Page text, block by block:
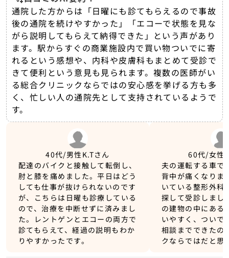
通院した方からは「日曜にも診てもらえるので事故
後の通院を続けやすかった」「エコーで状態を見な
がら説明してもらえて納得できた」という声があり
ます。駅からすぐの商業施設内で買い物ついでに寄
れるという感想や、内科や皮膚科もまとめて受診で
きて便利という意見も見られます。複数の医師がい
る総合クリニックならではの安心感を挙げる方も多
く、忙しい人の通院先として支持されているようで
す。
40代/男性 K.Tさん
配達のバイクと接触して転倒し、
肘と膝を痛めました。平日はどう
しても仕事が抜けられないのです
が、こちらは日曜も診療している
ので、治療を中断せずに済みまし
た。レントゲンとエコーの両方で
診てもらえて、経過の説明もわか
りやすかったです。
60代/女性
夫の運転する車で
背中が痛くなりま
いている整形外科
探して受診しまし
の建物の中にある
いやすく、ついで
相談までできたの
クならではだと思